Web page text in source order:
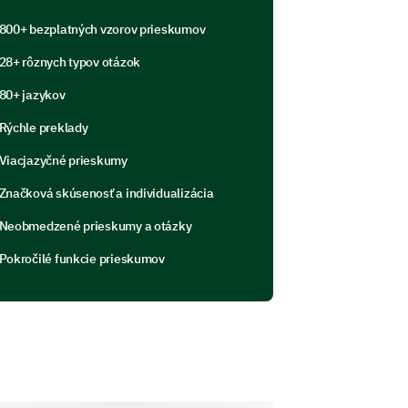
delivery methods and the tutor's
course delivery?
experience and whether you
800+ bezplatných vzorov prieskumov
28+ rôznych typov otázok
80+ jazykov
Rýchle preklady
Viacjazyčné prieskumy
Značková skúsenosť a individualizácia
Neobmedzené prieskumy a otázky
Pokročilé funkcie prieskumov